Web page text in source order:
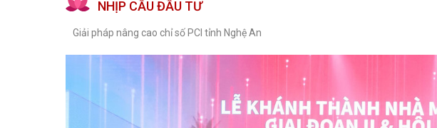
Tin hoạt động
Tài liệu giám sát, khảo sát
Tài liệu kỳ họp HĐND tỉnh
Tài liệu giám sát, khảo sát
Nghị quyết của HĐND tỉnh
CỬ TRI QUAN TÂM
GÓP Ý XÂY DỰNG CHÍNH
NHỊP CẦU ĐẦU TƯ
Giải pháp nâng cao chỉ số PCI tỉnh Nghệ An